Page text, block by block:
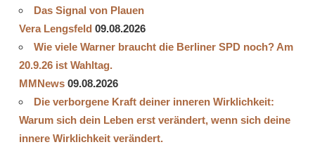
STREECK
SEROPRÄVALENZSTUDIEN
SONDERSITZUNG
WHO
Das Signal von Plauen
Vera Lengsfeld 09.08.2026
Wie viele Warner braucht die Berliner SPD noch? Am
20.9.26 ist Wahltag.
MMNews 09.08.2026
Die verborgene Kraft deiner inneren Wirklichkeit:
Warum sich dein Leben erst verändert, wenn sich deine
innere Wirklichkeit verändert.